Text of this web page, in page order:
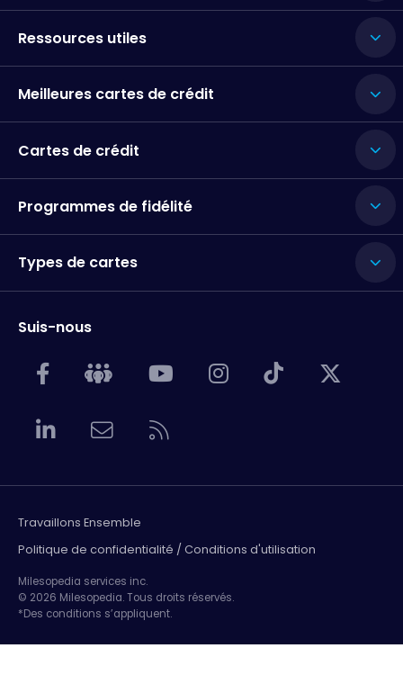
Ressources utiles
Meilleures cartes de crédit
Cartes de crédit
Programmes de fidélité
Types de cartes
Suis-nous
Travaillons Ensemble
Politique de confidentialité / Conditions d'utilisation
Milesopedia services inc.
© 2026 Milesopedia. Tous droits réservés.
*Des conditions s’appliquent.